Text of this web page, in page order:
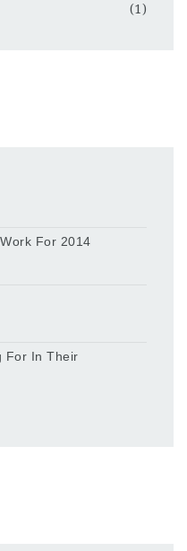
(1)
For 2014
For In Their